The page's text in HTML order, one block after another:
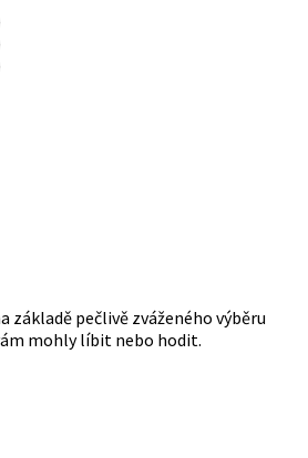
základě pečlivě zváženého výběru
mohly líbit nebo hodit.